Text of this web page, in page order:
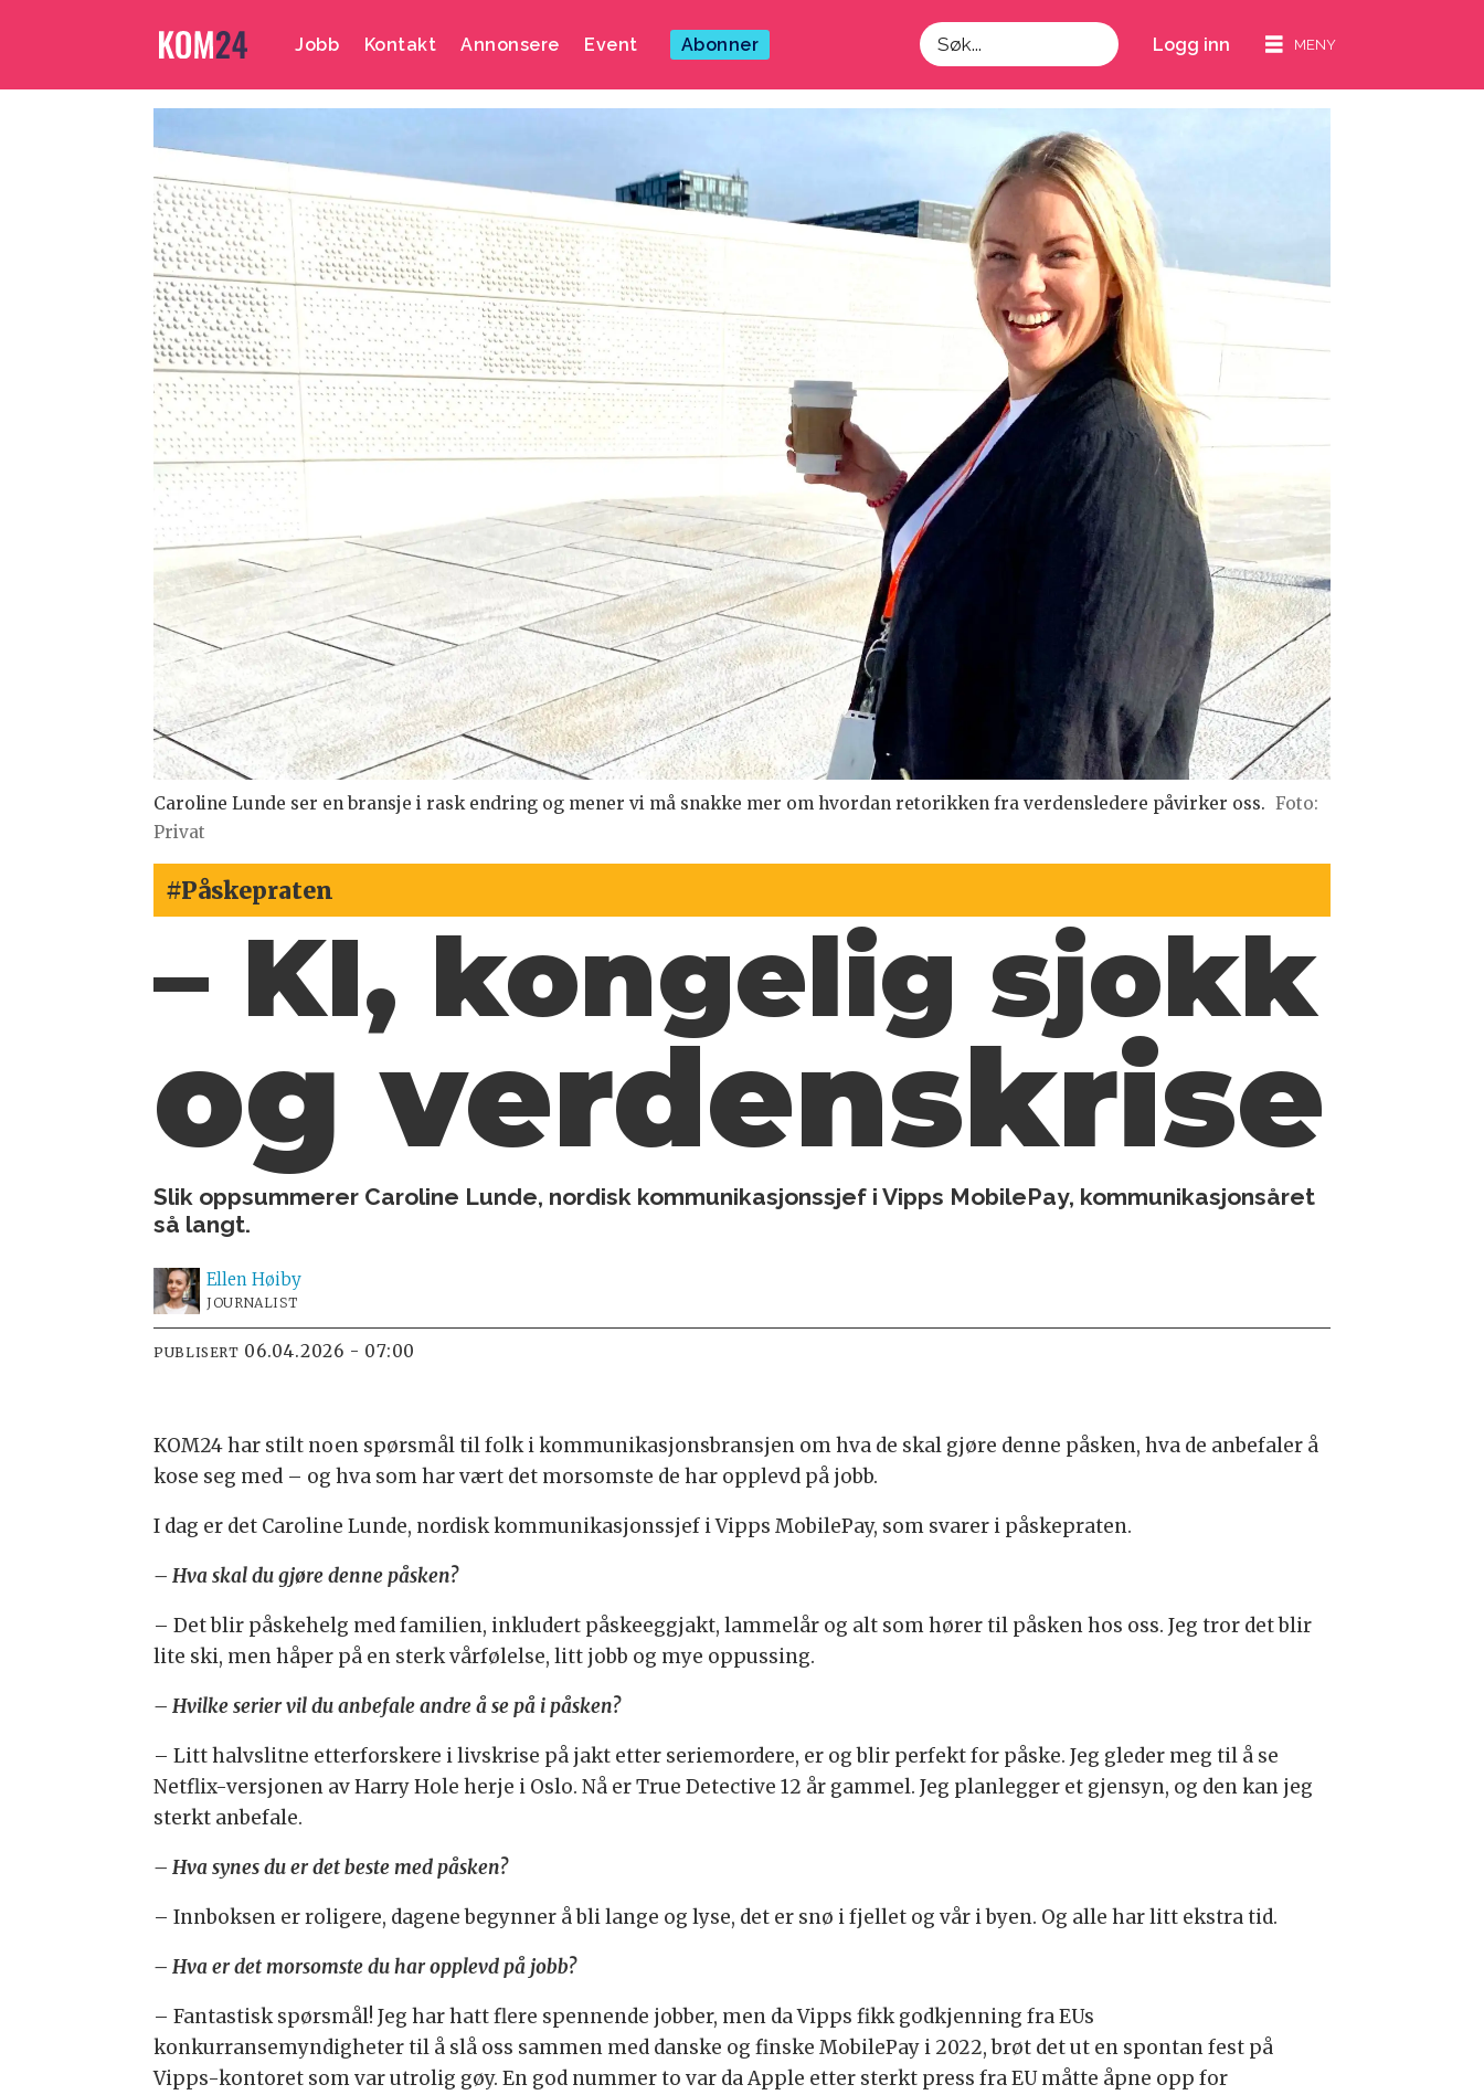
Jobb Kontakt Annonsere Event Abonner
Søk
Logg inn
Caroline Lunde ser en bransje i rask endring og mener vi må snakke mer om hvordan retorikken fra verdensledere påvirker oss. Foto:
Privat
#Påskepraten
– KI, kongelig sjokk
og verdenskrise
Slik oppsummerer Caroline Lunde, nordisk kommunikasjonssjef i Vipps MobilePay, kommunikasjonsåret
så langt.
Ellen Høiby
JOURNALIST
PUBLISERT 06.04.2026 - 07:00
KOM24 har stilt noen spørsmål til folk i kommunikasjonsbransjen om hva de skal gjøre denne påsken, hva de anbefaler å
kose seg med – og hva som har vært det morsomste de har opplevd på jobb.
I dag er det Caroline Lunde, nordisk kommunikasjonssjef i Vipps MobilePay, som svarer i påskepraten.
– Hva skal du gjøre denne påsken?
– Det blir påskehelg med familien, inkludert påskeeggjakt, lammelår og alt som hører til påsken hos oss. Jeg tror det blir
lite ski, men håper på en sterk vårfølelse, litt jobb og mye oppussing.
– Hvilke serier vil du anbefale andre å se på i påsken?
– Litt halvslitne etterforskere i livskrise på jakt etter seriemordere, er og blir perfekt for påske. Jeg gleder meg til å se
Netflix-versjonen av Harry Hole herje i Oslo. Nå er True Detective 12 år gammel. Jeg planlegger et gjensyn, og den kan jeg
sterkt anbefale.
– Hva synes du er det beste med påsken?
– Innboksen er roligere, dagene begynner å bli lange og lyse, det er snø i fjellet og vår i byen. Og alle har litt ekstra tid.
– Hva er det morsomste du har opplevd på jobb?
– Fantastisk spørsmål! Jeg har hatt flere spennende jobber, men da Vipps fikk godkjenning fra EUs
konkurransemyndigheter til å slå oss sammen med danske og finske MobilePay i 2022, brøt det ut en spontan fest på
Vipps-kontoret som var utrolig gøy. En god nummer to var da Apple etter sterkt press fra EU måtte åpne opp for